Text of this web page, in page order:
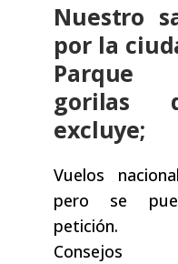
Nuestro
por la
Parque
gorilas
excluye;
Vuelos
pero se
petición.
Consejos